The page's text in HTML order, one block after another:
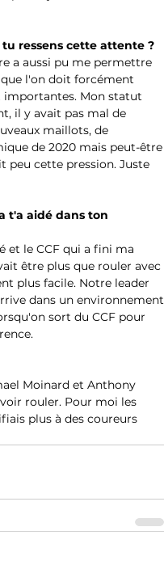
ressens cette attente ?
a aussi pu me permettre
l'on doit forcément
importantes. Mon statut
il y avait pas mal de
maillots, de
de 2020 mais peut-être
peu cette pression. Juste
t'a aidé dans ton
et le CCF qui a fini ma
être plus que rouler avec
plus facile. Notre leader
dans un environnement
sort du CCF pour
Moinard et Anthony
rouler. Pour moi les
plus à des coureurs